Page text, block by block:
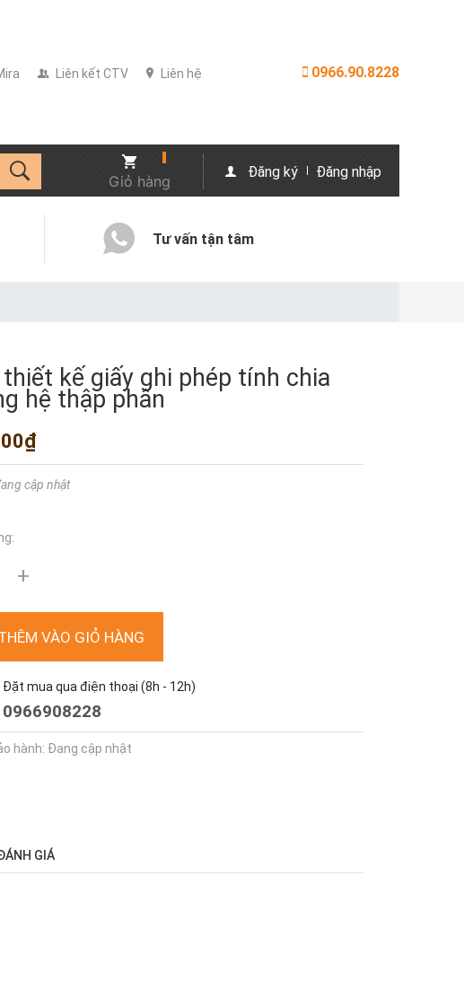
Liên kết CTV Liên hệ 0966.90.8228
Giỏ hàng
Đăng ký Đăng nhập
Tư vấn tận tâm
thiết kế giấy ghi phép tính chia
hệ thập phân
cập nhật
+
VÀO GIỎ HÀNG
Đặt mua qua điện thoại (8h - 12h)
0966908228
hành: Đang cập nhật
GIÁ